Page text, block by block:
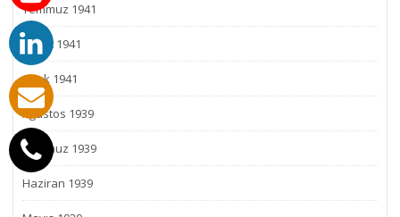
Temmuz 1941
Şubat 1941
Ocak 1941
Ağustos 1939
Temmuz 1939
Haziran 1939